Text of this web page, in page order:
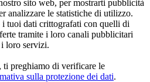
sito web, per mostrarti pubblicità
analizzare le statistiche di utilizzo.
tuoi dati crittografati con quelli di
tramite i loro canali pubblicitari
loro servizi.
ti preghiamo di verificare le
sulla protezione dei dati.